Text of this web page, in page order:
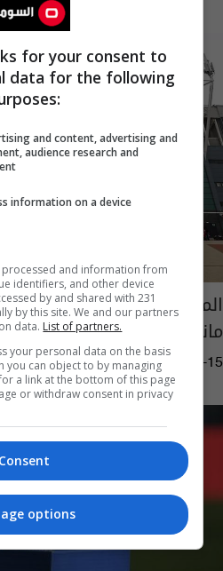
المجموعة القطرية تتخذ
مانشستر يونايتد
02:14 | 2023-10-15
for your consent to
data for the following
and content, advertising and
audience research and
information on a device
and information from
identifiers, and other device
by and shared with 231
by this site. We and our partners
data. List of partners.
your personal data on the basis
you can object to by managing
a link at the bottom of this page
or withdraw consent in privacy
Consent
options